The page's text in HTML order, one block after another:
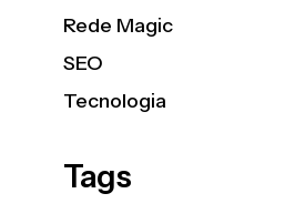
Rede Magic
SEO
Tecnologia
Tags